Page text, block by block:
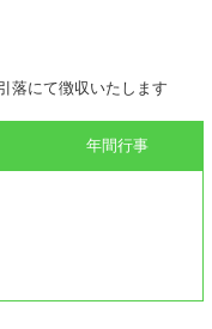
落にて徴収いたします
年間行事